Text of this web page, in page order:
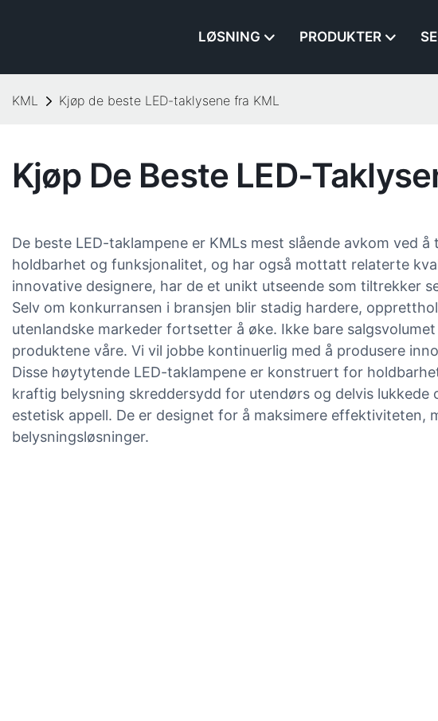
LØSNING PRODUKTER
KML Kjøp de beste LED-taklysene fra KML
Kjøp De Beste LED-
De beste LED-taklampene er KMLs mest slående avkom ved
holdbarhet og funksjonalitet, og har også mottatt relaterte
innovative designere, har de et unikt utseende som tiltrekker
Selv om konkurransen i bransjen blir stadig hardere,
utenlandske markeder fortsetter å øke. Ikke bare
produktene våre. Vi vil jobbe kontinuerlig med å produsere
Disse høytytende LED-taklampene er konstruert for
kraftig belysning skreddersydd for utendørs og delvis
estetisk appell. De er designet for å maksimere
belysningsløsninger.